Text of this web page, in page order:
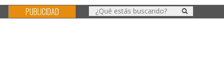
PUBLICIDAD